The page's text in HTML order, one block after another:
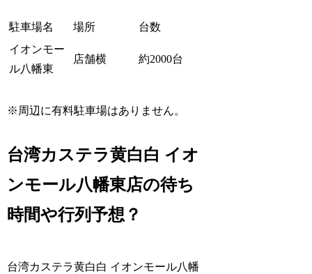
駐車場名 場所
台数
イオンモー
ル八幡東
店舗横 約2000台
※周辺に有料駐車場はありません。
台湾カステラ黄白白 イオ
ンモール八幡東店の待ち
時間や行列予想？
台湾カステラ黄白白 イオンモール八幡